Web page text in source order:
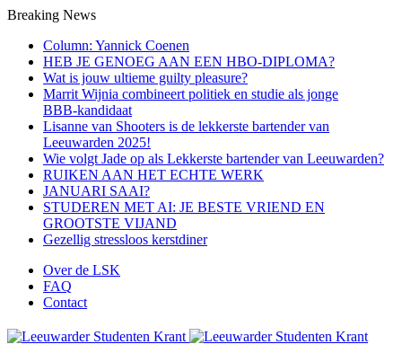
Breaking News
Column: Yannick Coenen
HEB JE GENOEG AAN EEN HBO-DIPLOMA?
Wat is jouw ultieme guilty pleasure?
Marrit Wijnia combineert politiek en studie als jonge
BBB‑kandidaat
Lisanne van Shooters is de lekkerste bartender van
Leeuwarden 2025!
Wie volgt Jade op als Lekkerste bartender van Leeuwarden?
RUIKEN AAN HET ECHTE WERK
JANUARI SAAI?
STUDEREN MET AI: JE BESTE VRIEND EN
GROOTSTE VIJAND
Gezellig stressloos kerstdiner
Over de LSK
FAQ
Contact
Menu